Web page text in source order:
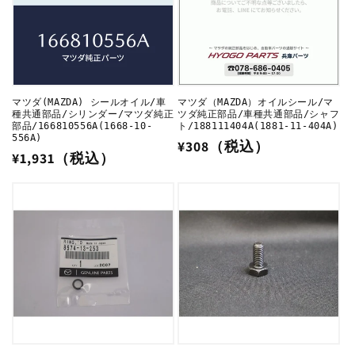
マツダ(MAZDA) シールオイル/車
種共通部品/シリンダー/マツダ純正
部品/166810556A(1668-10-
556A)
通
¥1,931（税込）
マツダ（MAZDA）オイルシール/マ
ツダ純正部品/車種共通部品/シャフ
ト/188111404A(1881-11-404A)
通
格
¥308（税込）